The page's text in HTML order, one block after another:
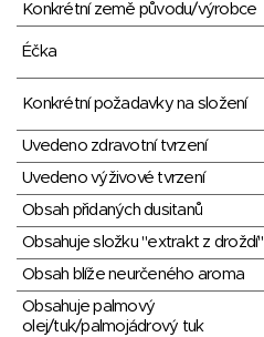
Konkrétní země původu/výrobce
Éčka
Konkrétní požadavky na složení
Uvedeno zdravotní tvrzení
Uvedeno výživové tvrzení
Obsah přidaných dusitanů
Obsahuje složku "extrakt z droždí"
Obsah blíže neurčeného aroma
Obsahuje palmový
olej/tuk/palmojádrový tuk